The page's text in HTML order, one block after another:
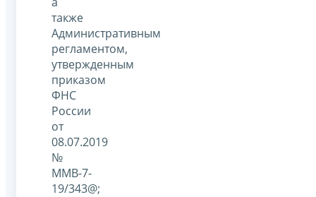
также
Административным
регламентом,
утвержденным
приказом
ФНС
России
от
08.07.2019
№
ММВ-7-
19/343@;